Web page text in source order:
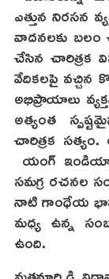
ఎత్తున నిరసన
వాదనలకు బలం
చేసిన చారిత్రక
వేదికలపై
అభిప్రాయాలు
అత్యంత
చారిత్రక
యంగ్
సమగ్ర రచనల
నాటి గాంధేయ
మధ్య ఉన్న
ఉంది.